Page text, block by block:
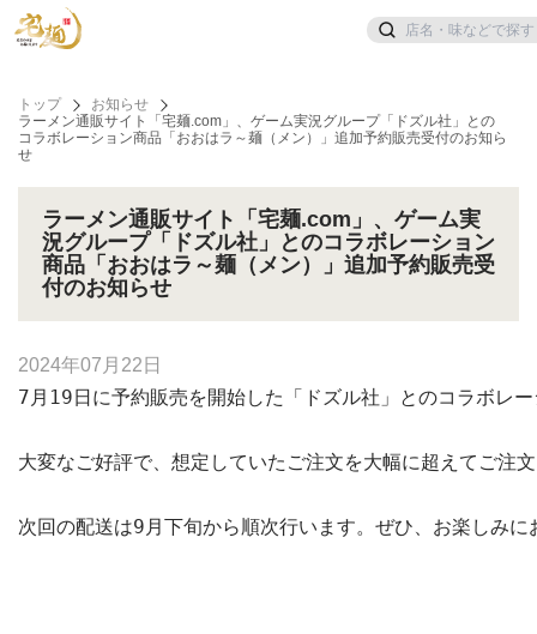
トップ
お知らせ
ラーメン通販サイト「宅麺.com」、ゲーム実況グループ「ドズル社」との
コラボレーション商品「おおはラ～麺（メン）」追加予約販売受付のお知ら
せ
ラーメン通販サイト「宅麺.com」、ゲーム実
況グループ「ドズル社」とのコラボレーション
商品「おおはラ～麺（メン）」追加予約販売受
付のお知らせ
2024年07月22日
7月19日に予約販売を開始した「ドズル社」とのコラボレ
大変なご好評で、想定していたご注文を大幅に超えてご注
次回の配送は9月下旬から順次行います。ぜひ、お楽しみに